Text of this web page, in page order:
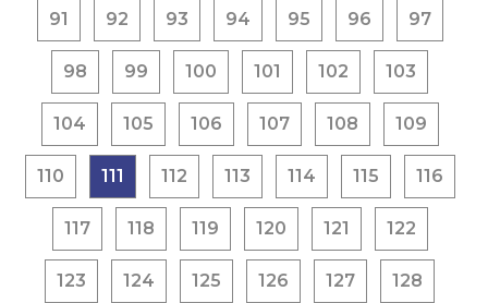
91 92 93 94 95 96 97
98 99 100 101 102 103
104 105 106 107 108 109
110 111 112 113 114 115 116
117 118 119 120 121 122
123 124 125 126 127 128